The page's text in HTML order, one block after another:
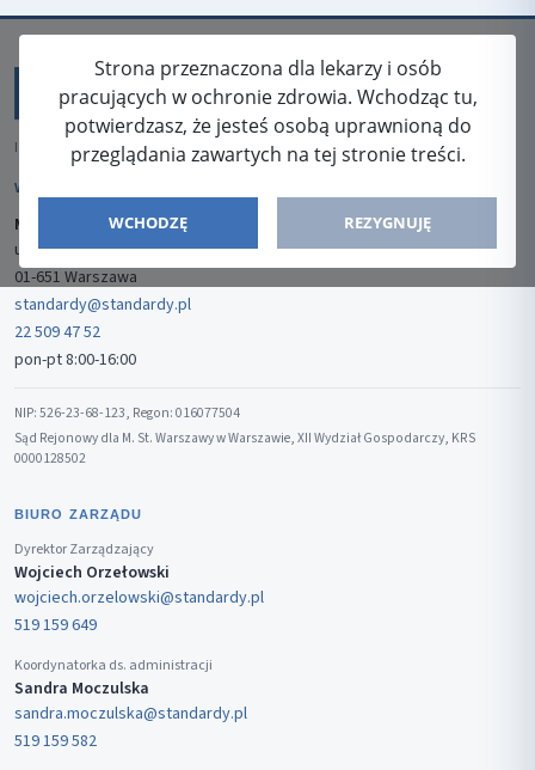
Strona przeznaczona dla lekarzy i osób
pracujących w ochronie zdrowia. Wchodząc tu,
potwierdzasz, że jesteś osobą uprawnioną do
przeglądania zawartych na tej stronie treści.
WCHODZĘ REZYGNUJĘ
ISSN: 2080-5438
WYDAWCA
Media-Press Sp. z o.o.
ul. Gwiaździsta 7B/8
01-651 Warszawa
standardy@standardy.pl
22 509 47 52
pon-pt 8:00-16:00
NIP: 526-23-68-123, Regon: 016077504
Sąd Rejonowy dla M. St. Warszawy w Warszawie, XII Wydział Gospodarczy, KRS
0000128502
BIURO ZARZĄDU
Dyrektor Zarządzający
Wojciech Orzełowski
wojciech.orzelowski@standardy.pl
519 159 649
Koordynatorka ds. administracji
Sandra Moczulska
sandra.moczulska@standardy.pl
519 159 582